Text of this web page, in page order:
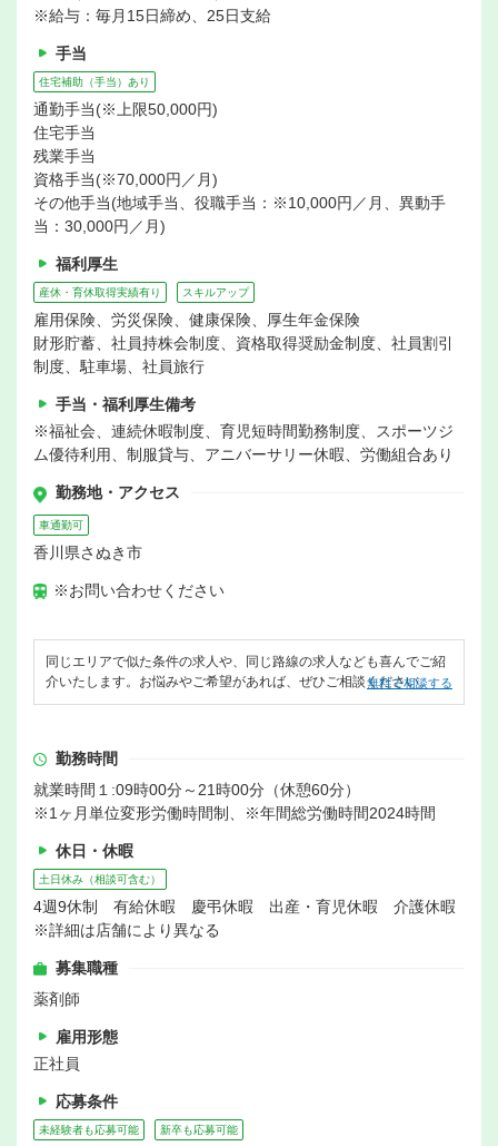
※給与：毎月15日締め、25日支給
手当
住宅補助（手当）あり
通勤手当(※上限50,000円)
住宅手当
残業手当
資格手当(※70,000円／月)
その他手当(地域手当、役職手当：※10,000円／月、異動手
当：30,000円／月)
福利厚生
産休・育休取得実績有り スキルアップ
雇用保険、労災保険、健康保険、厚生年金保険
財形貯蓄、社員持株会制度、資格取得奨励金制度、社員割引
制度、駐車場、社員旅行
手当・福利厚生備考
※福祉会、連続休暇制度、育児短時間勤務制度、スポーツジ
ム優待利用、制服貸与、アニバーサリー休暇、労働組合あり
勤務地・アクセス
車通勤可
香川県さぬき市
※お問い合わせください
同じエリアで似た条件の求人や、同じ路線の求人なども喜んでご紹
介いたします。お悩みやご希望があれば、ぜひご相談ください。
無料で相談する
勤務時間
就業時間１:09時00分～21時00分（休憩60分）
※1ヶ月単位変形労働時間制、※年間総労働時間2024時間
休日・休暇
土日休み（相談可含む）
4週9休制 有給休暇 慶弔休暇 出産・育児休暇 介護休暇
※詳細は店舗により異なる
募集職種
薬剤師
雇用形態
正社員
応募条件
未経験者も応募可能 新卒も応募可能